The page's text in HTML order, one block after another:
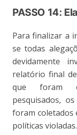
PASSO 14:
Para finalizar a
se todas
devidamente
relatório final
que foram
pesquisados,
foram coletados
políticas violadas.